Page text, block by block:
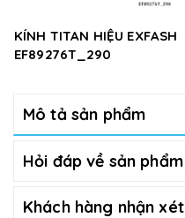
KÍNH TITAN HIỆU EXFASH
EF89276T_290
Mô tả sản phẩm
Hỏi đáp về sản phẩm
Khách hàng nhận xét